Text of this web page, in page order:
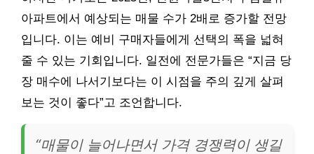
아파트에서 예상되는 매물 수가 2배로 증가할 전망
입니다. 이는 예비 구매자들에게 선택의 폭을 넓혀
줄 수 있는 기회입니다. 일전에 전문가들은 “지금 당
장 매수에 나서기보다는 이 시점을 주의 깊게 살펴
보는 것이 좋다”고 조언합니다.
“매물이 늘어나면서 가격 경쟁력이 생길